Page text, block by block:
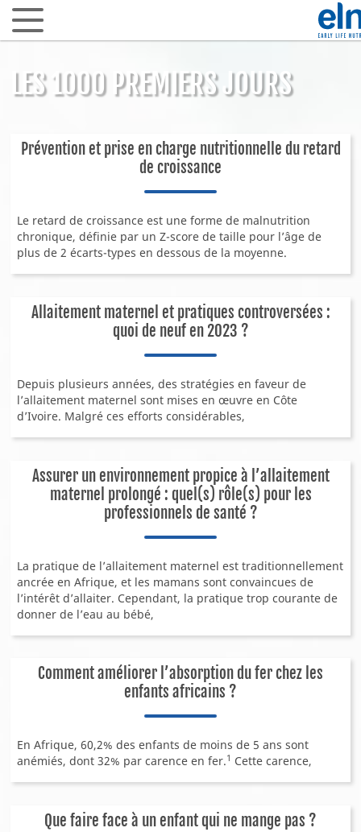
ARTICLES SCIENTIFIQUES
Les 1000 premiers jours
Allaitement & Lait maternel
Santé gastrointestinale
Microbiote intestinal & biotiques
Allergies et intolérances alimentaires
Croissance & métabolisme
Outils pratiques Docteur-Parents
Etudes de cas
Testez vos connaissances
Solutions nutritionnelles
ÉVÉNEMENTS
Webinaires
Événements locaux
QUI SOMMES-NOUS ?
Notre recherche
Notre recherche sur le lait maternel
Qualité, science, éthique : nos engagements !
Les étapes clés de fabrication de nos laits infantiles
LES 1000 PREMIERS JOURS
Prévention et prise en charge nutritionnelle du retard
de croissance
Le retard de croissance est une forme de malnutrition
chronique, définie par un Z-score de taille pour l’âge de
plus de 2 écarts-types en dessous de la moyenne.
Allaitement maternel et pratiques controversées :
quoi de neuf en 2023 ?
Depuis plusieurs années, des stratégies en faveur de
l’allaitement maternel sont mises en œuvre en Côte
d’Ivoire. Malgré ces efforts considérables,
Assurer un environnement propice à l’allaitement
maternel prolongé : quel(s) rôle(s) pour les
professionnels de santé ?
La pratique de l’allaitement maternel est traditionnellement
ancrée en Afrique, et les mamans sont convaincues de
l’intérêt d’allaiter. Cependant, la pratique trop courante de
donner de l’eau au bébé,
Comment améliorer l’absorption du fer chez les
enfants africains ?
En Afrique, 60,2% des enfants de moins de 5 ans sont
anémiés, dont 32% par carence en fer.1 Cette carence,
Que faire face à un enfant qui ne mange pas ?